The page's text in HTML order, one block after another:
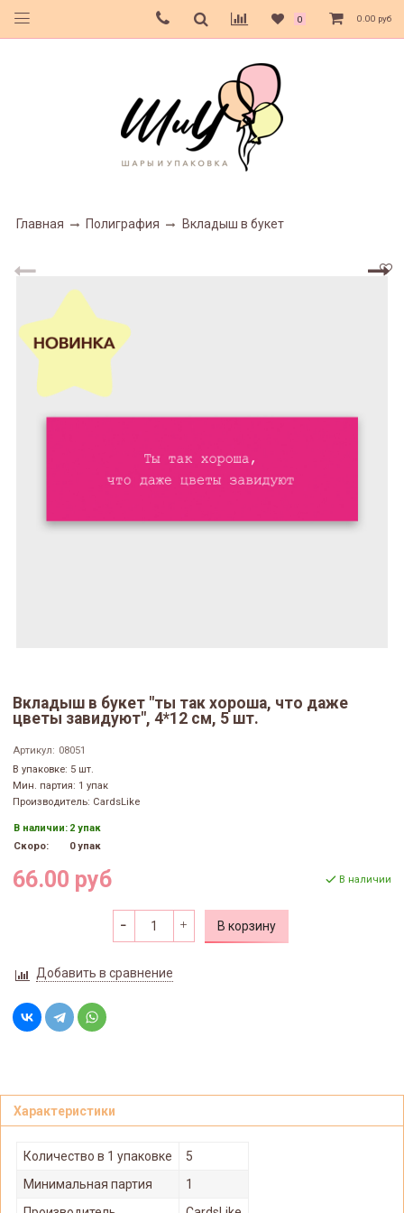
0 0.00 руб
Главная Полиграфия Вкладыш в букет
Вкладыш в букет "ты так хороша, что даже
цветы завидуют", 4*12 см, 5 шт.
Артикул: 08051
В упаковке: 5 шт.
Мин. партия: 1 упак
Производитель: CardsLike
В наличии: 2 упак
Скоро:
0 упак
66.00 руб В наличии
В корзину
Добавить в сравнение
Характеристики
Количество в 1 упаковке
5
Минимальная партия
1